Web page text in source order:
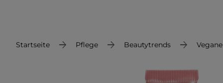
Startseite Pflege Beautytrends